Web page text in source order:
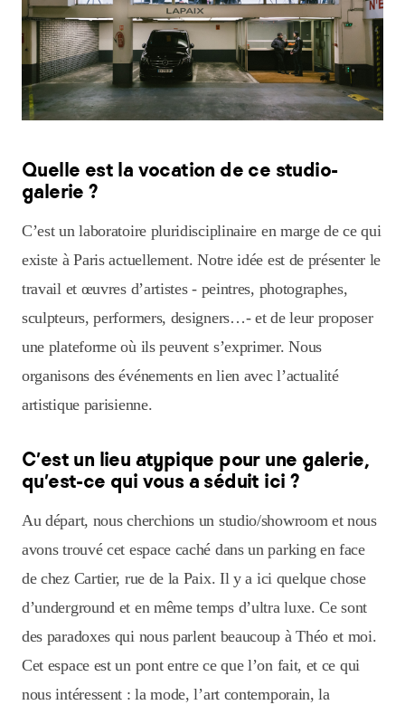
Quelle est la vocation de ce studio-
galerie ?
C’est un laboratoire pluridisciplinaire en marge de ce qui
existe à Paris actuellement. Notre idée est de présenter le
travail et œuvres d’artistes - peintres, photographes,
sculpteurs, performers, designers…- et de leur proposer
une plateforme où ils peuvent s’exprimer. Nous
organisons des événements en lien avec l’actualité
artistique parisienne.
C’est un lieu atypique pour une galerie,
qu’est-ce qui vous a séduit ici ?
Au départ, nous cherchions un studio/showroom et nous
avons trouvé cet espace caché dans un parking en face
de chez Cartier, rue de la Paix. Il y a ici quelque chose
d’underground et en même temps d’ultra luxe. Ce sont
des paradoxes qui nous parlent beaucoup à Théo et moi.
Cet espace est un pont entre ce que l’on fait, et ce qui
nous intéressent : la mode, l’art contemporain, la